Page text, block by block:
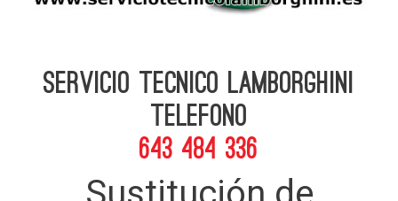
Servicio Tecnico Lamborghini
telefono
643 484 336